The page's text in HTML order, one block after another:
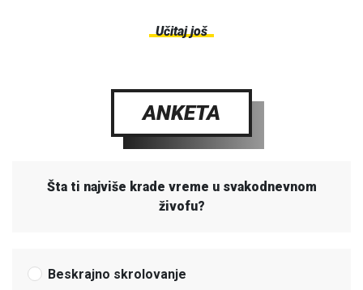
Učitaj još
ANKETA
Šta ti najviše krade vreme u svakodnevnom
živofu?
Beskrajno skrolovanje